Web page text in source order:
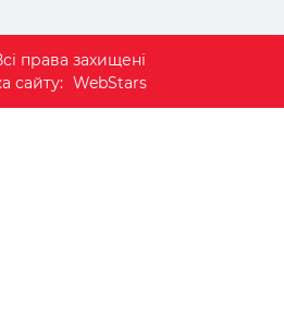
права захищені
сайту: WebStars